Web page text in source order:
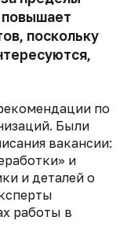
поскольку
по
Были
вакансии:
и
и деталей о
работы в